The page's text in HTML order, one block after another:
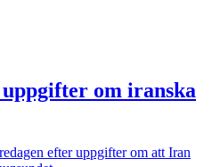
om iranska
efter uppgifter om att Iran